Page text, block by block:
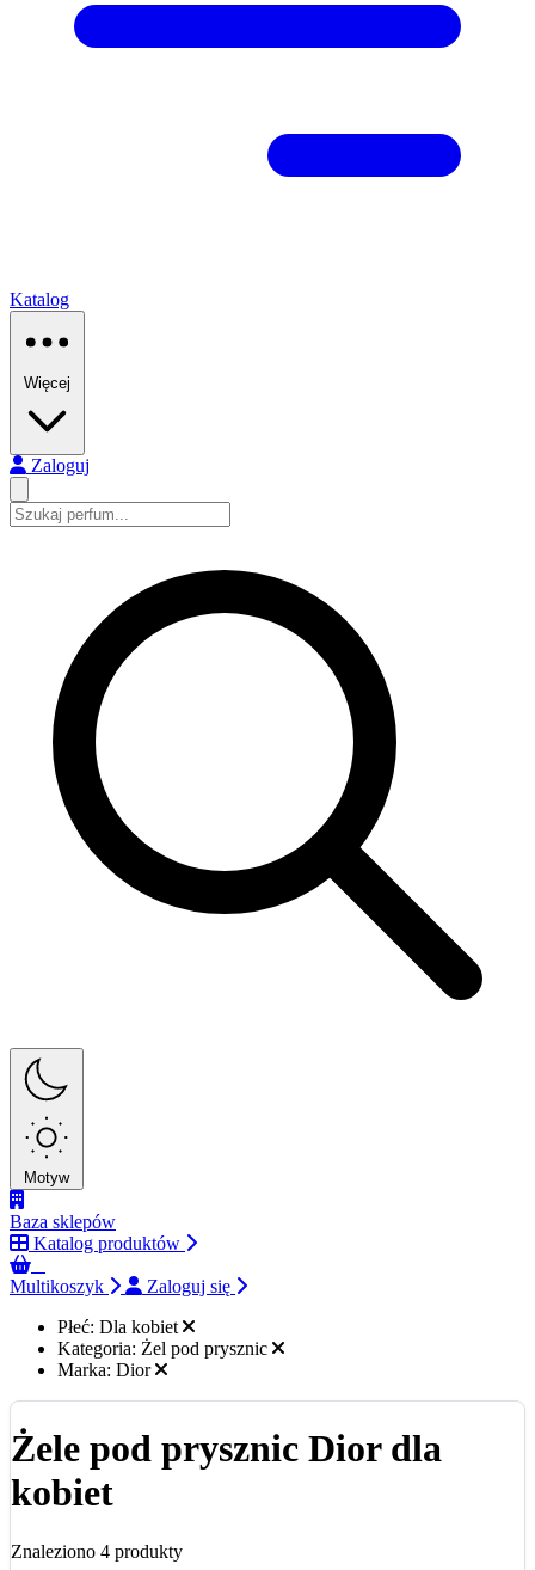
Katalog
Więcej
Zaloguj
Motyw
Baza sklepów
Katalog produktów
Multikoszyk
Zaloguj się
Płeć: Dla kobiet
Kategoria: Żel pod prysznic
Marka: Dior
Żele pod prysznic Dior dla
kobiet
Znaleziono 4 produkty